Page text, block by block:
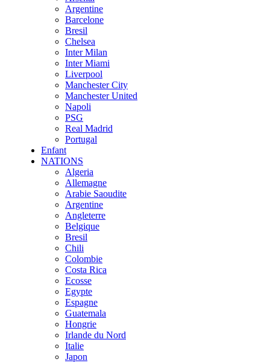
Argentine
Barcelone
Bresil
Chelsea
Inter Milan
Inter Miami
Liverpool
Manchester City
Manchester United
Napoli
PSG
Real Madrid
Portugal
Enfant
NATIONS
Algeria
Allemagne
Arabie Saoudite
Argentine
Angleterre
Belgique
Bresil
Chili
Colombie
Costa Rica
Ecosse
Egypte
Espagne
Guatemala
Hongrie
Irlande du Nord
Italie
Japon